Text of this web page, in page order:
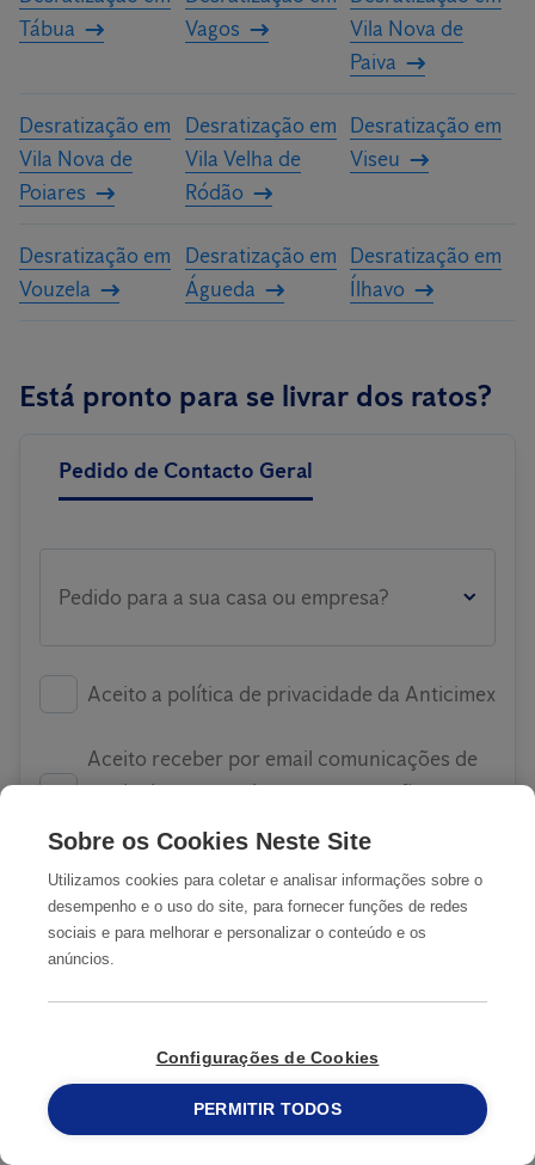
Tábua
Vagos
Vila Nova de
Paiva
Desratização em
Vila Nova de
Poiares
Desratização em
Vila Velha de
Ródão
Desratização em
Viseu
Desratização em
Vouzela
Desratização em
Águeda
Desratização em
Ílhavo
Está pronto para se livrar dos ratos?
Pedido de Contacto Geral
Pedido para a sua casa ou empresa?
Aceito a política de privacidade da Anticimex
Aceito receber por email comunicações de
marketing nomeadamente promoções e
SUBMETER
COMO ATUAMOS
215 913 019
Sobre os Cookies Neste Site
Utilizamos cookies para coletar e analisar informações sobre o
desempenho e o uso do site, para fornecer funções de redes
sociais e para melhorar e personalizar o conteúdo e os
anúncios.
Configurações de Cookies
PERMITIR TODOS